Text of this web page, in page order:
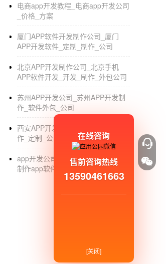
电商app开发教程_电商app开发公司
_价格_方案
厦门APP软件开发制作公司_厦门
APP开发软件_定制_制作_公司
北京APP开发制作公司_北京手机
APP软件开发_开发_制作_外包公司
苏州APP开发公司_苏州APP开发制
作_软件外包_公司
西安APP开发公司_西安软件开发_制
作_定制_公司排名
app开发公司_app开发新方式_一键
制作app软件
在线咨询
售前咨询热线
13590461663
[关闭]